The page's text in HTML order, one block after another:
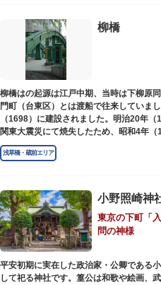
柳橋
柳橋はの起源は江戸中期、当時は下柳原
門町（台東区）とは渡船で往来していま
（1698）に建設されました。明治20年
関東大震災にて焼失したため、昭和4年
た。
浅草橋・蔵前エリア
小野照崎神
東京の下町「
問の神様
平安初期に実在した政治家・公卿である
して祀る神社です。篁公は和歌や絵画、